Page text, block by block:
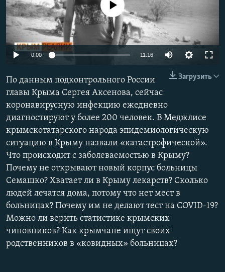
ПОБЕДИТЕЛЕЙ НЕ СУДЯТ?
КРЫМ.НЕПОКОРЕННЫЙ
ELIFBE
УКРАИНСКАЯ ПРОБЛЕМА КРЫМА
ПРИСОЕДИНЯЙТЕСЬ!
Все сайты RFE/RL
Auto 240p 360p
720p 1080p
No media source currently available
0:00 11:16
240p
720p
1080p
Загрузить
По данным подконтрольного России
главы Крыма Сергея Аксенова, сейчас
коронавирусную инфекцию ежедневно
диагностируют у более 200 человек. В Меджлисе
крымскотатарского народа эпидемиологическую
ситуацию в Крыму назвали «катастрофической».
Что происходит с заболеваемостью в Крыму?
Почему не открывают новый корпус больницы
Семашко? Хватает ли в Крыму лекарств? Сколько
людей лечатся дома, потому что нет мест в
больницах? Почему им не делают тест на COVID-19?
Можно ли верить статистике крымских
чиновников? Как крымчане ищут своих
родственников в «ковидных» больницах?